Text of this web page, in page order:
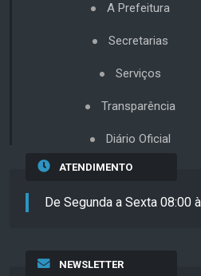
A Prefeitura
Secretarias
Serviços
Transparência
Diário Oficial
ATENDIMENTO
De Segunda a Sexta 08:00
NEWSLETTER